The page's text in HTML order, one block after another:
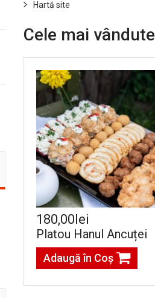
Hartă site
Cele mai vândute
180,00lei
Platou Hanul Ancuței
Adaugă în Coş